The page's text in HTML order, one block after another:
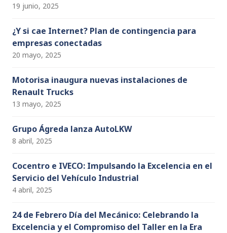
19 junio, 2025
¿Y si cae Internet? Plan de contingencia para
empresas conectadas
20 mayo, 2025
Motorisa inaugura nuevas instalaciones de
Renault Trucks
13 mayo, 2025
Grupo Ágreda lanza AutoLKW
8 abril, 2025
Cocentro e IVECO: Impulsando la Excelencia en el
Servicio del Vehículo Industrial
4 abril, 2025
24 de Febrero Día del Mecánico: Celebrando la
Excelencia y el Compromiso del Taller en la Era